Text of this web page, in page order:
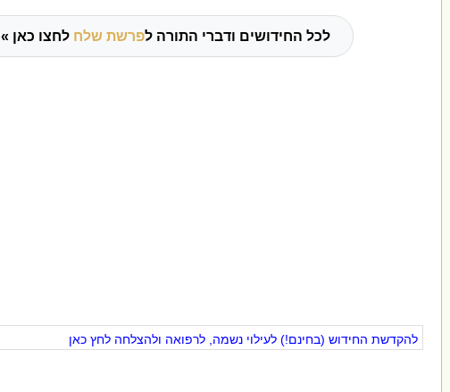
לכל החידושים ודברי התורה לפרשת שלח לחצו כאן »
להקדשת החידוש (בחינם!) לעילוי נשמה, לרפואה ולהצלחה לחץ כאן